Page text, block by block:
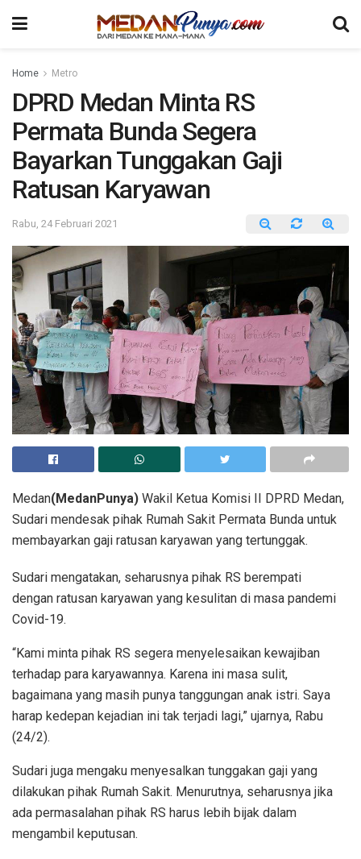
Home Metro
DPRD Medan Minta RS
Permata Bunda Segera
Bayarkan Tunggakan Gaji
Ratusan Karyawan
Rabu, 24 Februari 2021
Medan(MedanPunya) Wakil Ketua Komisi II DPRD Medan,
Sudari mendesak pihak Rumah Sakit Permata Bunda untuk
membayarkan gaji ratusan karyawan yang tertunggak.
Sudari mengatakan, seharusnya pihak RS berempati
dengan ratusan karyawan yang kesulitan di masa pandemi
Covid-19.
“Kami minta pihak RS segera menyelesaikan kewajiban
terhadap para karyawannya. Karena ini masa sulit,
bagaimana yang masih punya tanggungan anak istri. Saya
harap kedepan kejadian ini tak terjadi lagi,” ujarnya, Rabu
(24/2).
Sudari juga mengaku menyesalkan tunggakan gaji yang
dilakukan pihak Rumah Sakit. Menurutnya, seharusnya jika
ada permasalahan pihak RS harus lebih bijak dalam
mengambil keputusan.